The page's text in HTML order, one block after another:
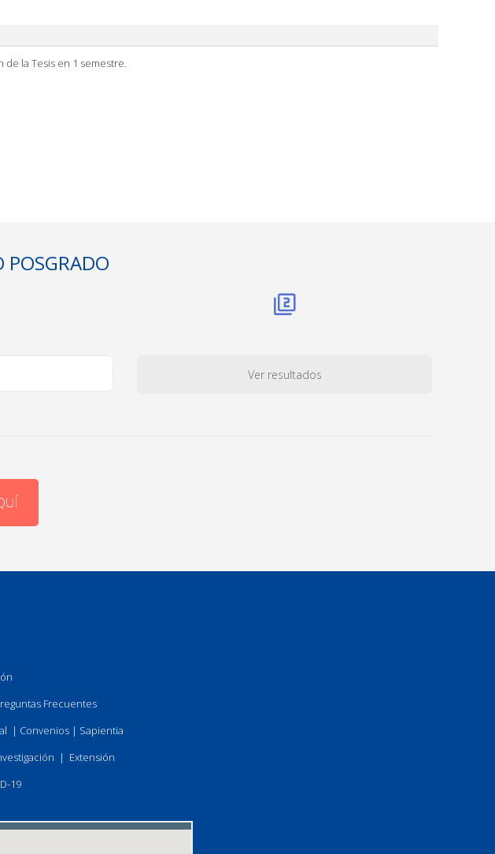
de la Tesis en 1 semestre.
POSGRADO
Ver resultados
Frecuentes
| Convenios| Sapientia
| Extensión
19